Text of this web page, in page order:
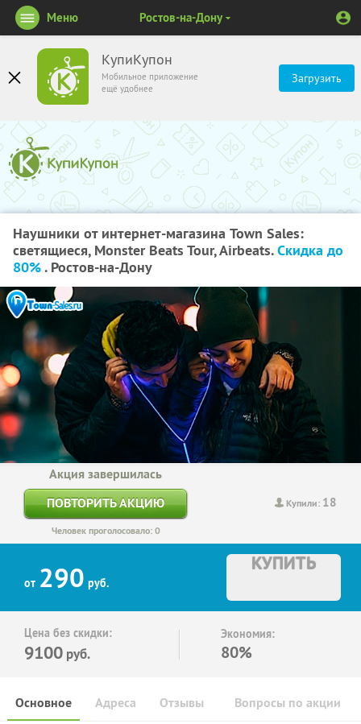
КупиКупон
Мобильное приложение
ещё удобнее
Загрузить
Меню Ростов-на-Дону
Наушники от интернет-магазина Town Sales:
светящиеся, Monster Beats Tour, Airbeats.Скидка до
80%. Ростов-на-Дону
Купили: 18
Акция завершилась
ПОВТОРИТЬ АКЦИЮ
Человек проголосовало: 0
от 290 руб.
КУПИТЬ
Цена без скидки:
9100 руб.
Экономия:
80%
Основное Отзывы Вопросы по акции
Адреса